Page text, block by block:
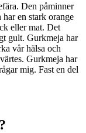
Den påminner
en stark orange
eller mat. Det
gult. Gurkmeja har
vår hälsa och
Gurkmeja har
mig. Fast en del